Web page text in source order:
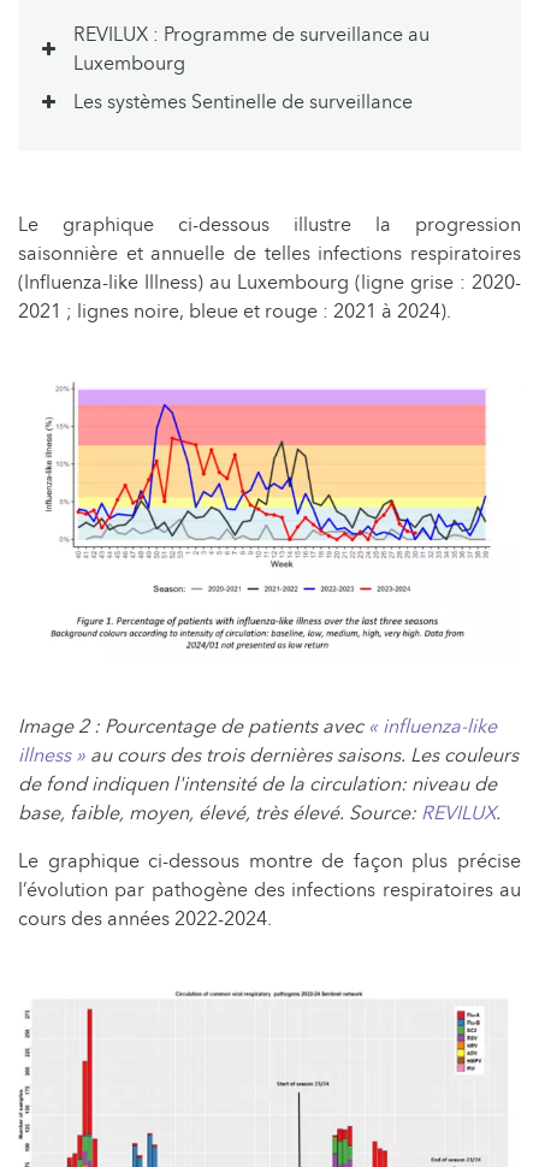
REVILUX : Programme de surveillance au
Luxembourg
Les systèmes Sentinelle de surveillance
Le graphique ci-dessous illustre la progression
saisonnière et annuelle de telles infections respiratoires
(Influenza-like Illness) au Luxembourg (ligne grise : 2020-
2021 ; lignes noire, bleue et rouge : 2021 à 2024).
Image 2 : Pourcentage de patients avec « influenza-like
illness » au cours des trois dernières saisons. Les couleurs
de fond indiquen l'intensité de la circulation: niveau de
base, faible, moyen, élevé, très élevé. Source: REVILUX.
Le graphique ci-dessous montre de façon plus précise
l’évolution par pathogène des infections respiratoires au
cours des années 2022-2024.